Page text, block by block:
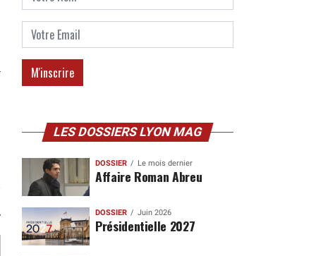
LES DOSSIERS LYON MAG
DOSSIER Le mois dernier
Affaire Roman Abreu
DOSSIER Juin 2026
Présidentielle 2027